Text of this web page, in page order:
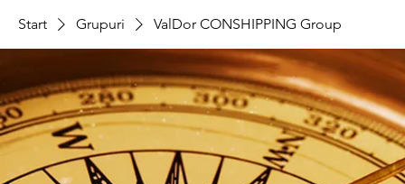
Start Grupuri ValDor CONSHIPPING Group